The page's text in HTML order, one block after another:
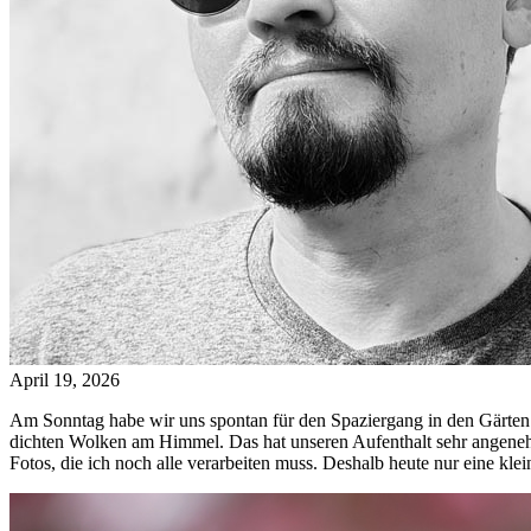
April 19, 2026
Am Sonntag habe wir uns spontan für den Spaziergang in den
dichten Wolken am Himmel. Das hat unseren Aufenthalt sehr
Fotos, die ich noch alle verarbeiten muss. Deshalb heute nur eine